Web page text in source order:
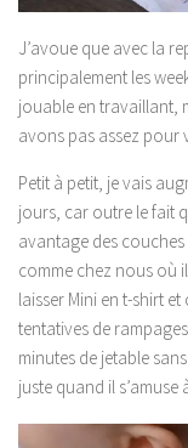
J’avoue que avec la
principalement les
jouable en travaillant,
avons pas assez pour
Petit à petit, je vais
jours, car outre le fait
avantage des
comme chez nous où
laisser Mini en t-shirt
tentatives de
minutes de jetable
juste quand il s’amuse